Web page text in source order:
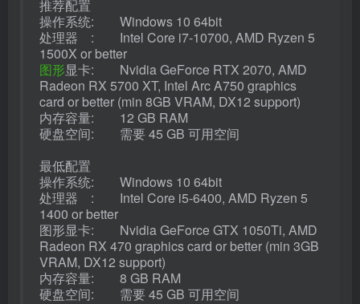
推荐配置
操作系统: Windows 10 64bit
处理器 : Intel Core i7-10700, AMD Ryzen 5
1500X or better
图形显卡: Nvidia GeForce RTX 2070, AMD
Radeon RX 5700 XT, Intel Arc A750 graphics
card or better (min 8GB VRAM, DX12 support)
内存容量: 12 GB RAM
硬盘空间: 需要 45 GB 可用空间
最低配置
操作系统: Windows 10 64bit
处理器 : Intel Core i5-6400, AMD Ryzen 5
1400 or better
图形显卡: Nvidia GeForce GTX 1050Ti, AMD
Radeon RX 470 graphics card or better (min 3GB
VRAM, DX12 support)
内存容量: 8 GB RAM
硬盘空间: 需要 45 GB 可用空间